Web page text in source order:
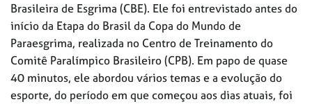
Brasileira de Esgrima (CBE). Ele foi entrevistado antes do
início da Etapa do Brasil da Copa do Mundo de
Paraesgrima, realizada no Centro de Treinamento do
Comitê Paralímpico Brasileiro (CPB). Em papo de quase
40 minutos, ele abordou vários temas e a evolução do
esporte, do período em que começou aos dias atuais, foi